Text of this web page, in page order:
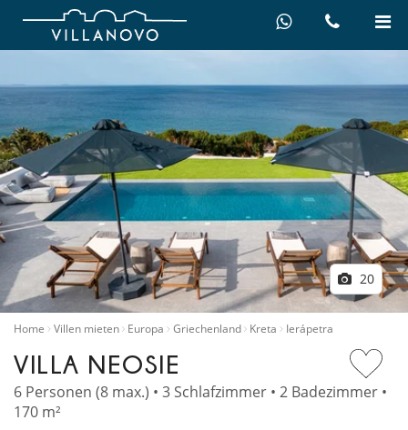
20
Home Villen mieten Europa Griechenland Kreta Ierápetra
VILLA NEOSIE
6 Personen (8 max.) • 3 Schlafzimmer • 2 Badezimmer •
170 m²